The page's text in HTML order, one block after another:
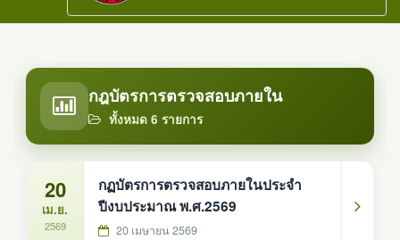
กฎบัตรการตรวจสอบภายใน
ทั้งหมด 6 รายการ
20
เม.ย.
2569
กฏบัตรการตรวจสอบภายในประจำ
ปีงบประมาณ พ.ศ.2569
20 เมษายน 2569